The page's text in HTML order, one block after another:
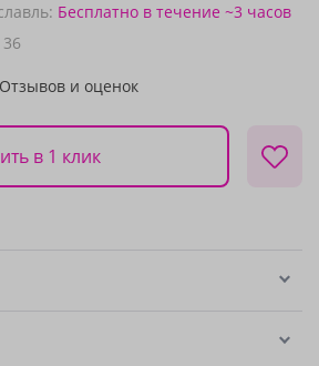
Бесплатно в течение ~3 часов
36
и оценок
в 1 клик